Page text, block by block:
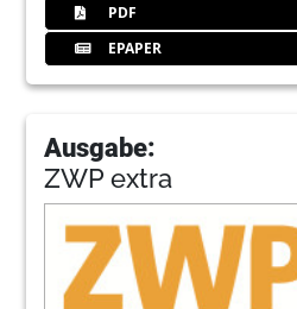
PDF
EPAPER
Ausgabe:
ZWP extra